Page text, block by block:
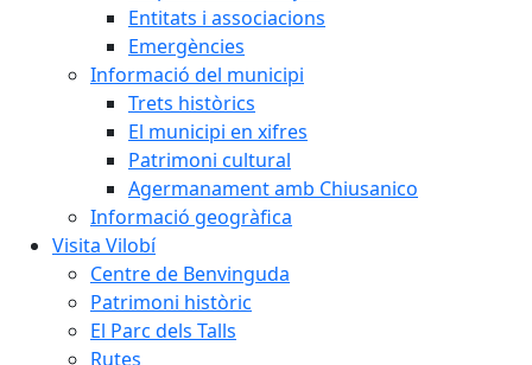
Entitats i associacions
Emergències
Informació del municipi
Trets històrics
El municipi en xifres
Patrimoni cultural
Agermanament amb Chiusanico
Informació geogràfica
Visita Vilobí
Centre de Benvinguda
Patrimoni històric
El Parc dels Talls
Rutes